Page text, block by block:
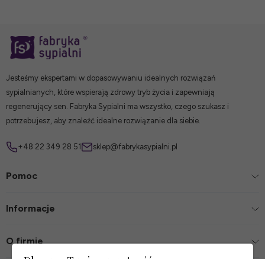
Jesteśmy ekspertami w dopasowywaniu idealnych rozwiązań
sypialnianych, które wspierają zdrowy tryb życia i zapewniają
regenerujący sen. Fabryka Sypialni ma wszystko, czego szukasz i
potrzebujesz, aby znaleźć idealne rozwiązanie dla siebie.
+48 22 349 28 51 sklep@fabrykasypialni.pl
Pomoc
Informacje
O firmie